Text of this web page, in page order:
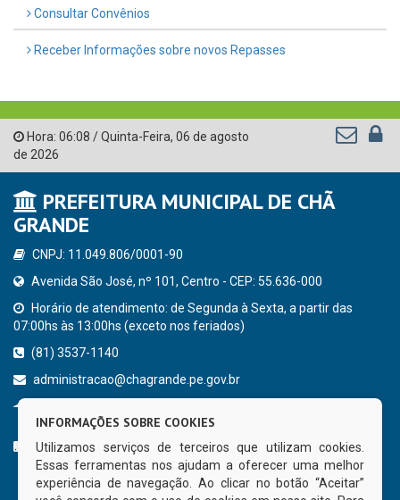
Consultar Convênios
Receber Informações sobre novos Repasses
Hora: 06:08 /Quinta-Feira, 06 de agosto
de 2026
PREFEITURA MUNICIPAL DE CHÃ
GRANDE
CNPJ: 11.049.806/0001-90
Avenida São José, nº 101, Centro - CEP: 55.636-000
Horário de atendimento: de Segunda à Sexta, a partir das
07:00hs às 13:00hs (exceto nos feriados)
(81) 3537-1140
administracao@chagrande.pe.gov.br
CURTA NOSSA FAN PAGE
INFORMAÇÕES SOBRE COOKIES
Utilizamos serviços de terceiros que utilizam cookies.
Essas ferramentas nos ajudam a oferecer uma melhor
experiência de navegação. Ao clicar no botão “Aceitar”